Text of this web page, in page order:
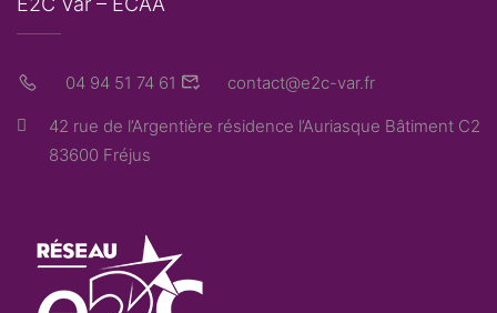
04 94 51 74 61 contact@e2c-var.fr
42 rue de l’Argentière résidence l’Auriasque Bâtiment C2
83600 Fréjus